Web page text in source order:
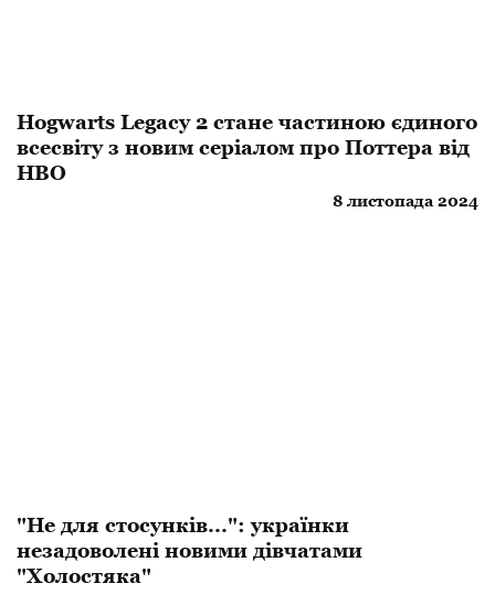
Hogwarts Legacy 2 стане частиною єдиного
всесвіту з новим серіалом про Поттера від
HBO
8 листопада 2024
"Не для стосунків...": українки
незадоволені новими дівчатами
"Холостяка"